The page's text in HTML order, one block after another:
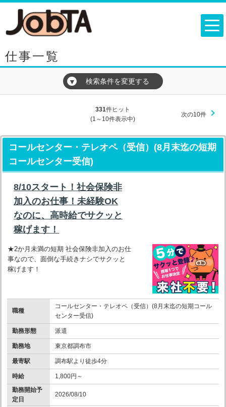
仕事一覧
▼ 検索条件を変更する
331件ヒット
(1～10件表示中)
次の10件
コールセンター・テレオペ（受信）(8月末迄の短期
コールセンター受信)
8/10スタート！社会保険非
加入のお仕事！未経験OK
なのに、高時給でサクッと
稼げます！
★2か月未満の短期 社会保険非加入のお仕
事なので、面倒な手続きナシでサクッと
稼げます！
職種
コールセンター・テレオペ（受信）(8月末迄の短期コール
センター受信)
勤務形態 派遣
勤務地 東京都調布市
最寄駅 調布駅より徒歩4分
時給
1,800円～
勤務開始予
定日
2026/08/10